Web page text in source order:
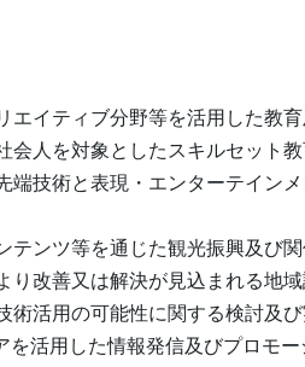
エイティブ分野等を活用した教
会人を対象としたスキルセット
端技術と表現・エンターテイン
テンツ等を通じた観光振興及び
り改善又は解決が見込まれる地
術活用の可能性に関する検討及
活用した情報発信及びプロモー